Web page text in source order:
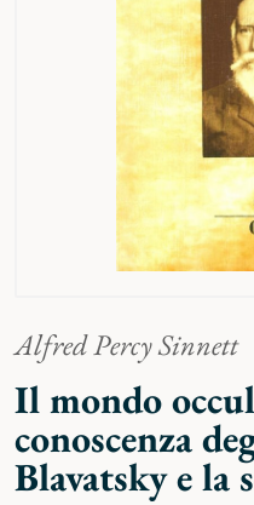
Alfred Percy Sinnett
Il mondo
conoscenza
Blavatsky e la